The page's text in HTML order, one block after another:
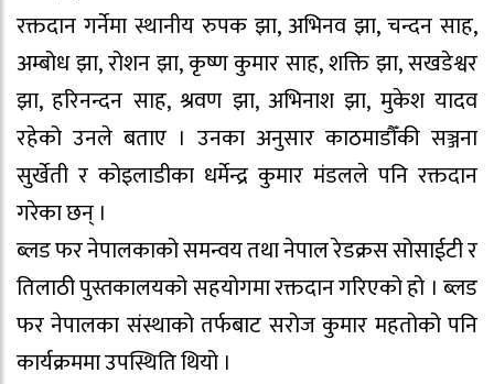
रक्तदान गर्नेमा स्थानीय रुपक झा, अभिनव झा, चन्दन साह,
अम्बोध झा, रोशन झा, कृष्ण कुमार साह, शक्ति झा, सखडेश्वर
झा, हरिनन्दन साह, श्रवण झा, अभिनाश झा, मुकेश यादव
रहेको उनले बताए । उनका अनुसार काठमाडौँकी सञ्जना
सुर्खेती र कोइलाडीका धर्मेन्द्र कुमार मंडलले पनि रक्तदान
गरेका छन् ।
ब्लड फर नेपालकाको समन्वय तथा नेपाल रेडक्रस सोसाईटी र
तिलाठी पुस्तकालयको सहयोगमा रक्तदान गरिएको हो । ब्लड
फर नेपालका संस्थाको तर्फबाट सरोज कुमार महतोको पनि
कार्यक्रममा उपस्थिति थियो ।